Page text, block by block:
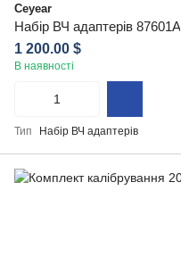
Ceyear
Набір ВЧ адаптерів 87601A
1 200.00 $
В наявності
Тип Набір ВЧ адаптерів